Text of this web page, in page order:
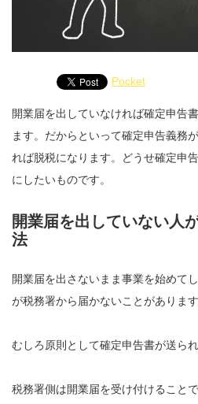
Pocket
開業届を出していなければ確定申告
ます。だからといって確定申告義務
れば脱税になります。どうせ確定申
にしたいものです。
開業届を出していない人
法
開業届を出さないまま事業を始めて
が税務署から届かないことがあります
むしろ原則として確定申告書が送られ
税務署側は開業届を受け付けること